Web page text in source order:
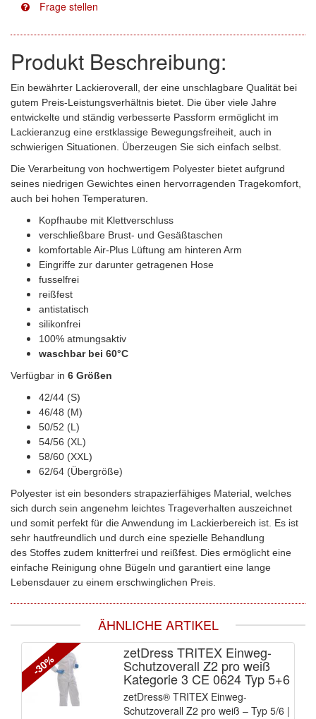
(2)
Wibeco
(1)
ZVG
Produkt Beschreibung:
Ein bewährter Lackieroverall, der eine unschlagbare Qualität bei
gutem Preis-Leistungsverhältnis bietet. Die über viele Jahre
entwickelte und ständig verbesserte Passform ermöglicht im
Lackieranzug eine erstklassige Bewegungsfreiheit, auch in
schwierigen Situationen. Überzeugen Sie sich einfach selbst.
Die Verarbeitung von hochwertigem Polyester bietet aufgrund
seines niedrigen Gewichtes einen hervorragenden Tragekomfort,
auch bei hohen Temperaturen.
Kopfhaube mit Klettverschluss
verschließbare Brust- und Gesäßtaschen
komfortable Air-Plus Lüftung am hinteren Arm
Eingriffe zur darunter getragenen Hose
fusselfrei
reißfest
antistatisch
silikonfrei
100% atmungsaktiv
waschbar bei 60°C
Verfügbar in 6 Größen
42/44 (S)
46/48 (M)
50/52 (L)
54/56 (XL)
58/60 (XXL)
62/64 (Übergröße)
Polyester ist ein besonders strapazierfähiges Material, welches
sich durch sein angenehm leichtes Trageverhalten auszeichnet
und somit perfekt für die Anwendung im Lackierbereich ist. Es ist
sehr hautfreundlich und durch eine spezielle Behandlung
des Stoffes zudem knitterfrei und reißfest. Dies ermöglicht eine
einfache Reinigung ohne Bügeln und garantiert eine lange
Lebensdauer zu einem erschwinglichen Preis.
ÄHNLICHE ARTIKEL
zetDress TRITEX Einweg-
Schutzoverall Z2 pro weiß
Kategorie 3 CE 0624 Typ 5+6
zetDress® TRITEX Einweg-
Schutzoverall Z2 pro weiß – Typ 5/6 |
-30%